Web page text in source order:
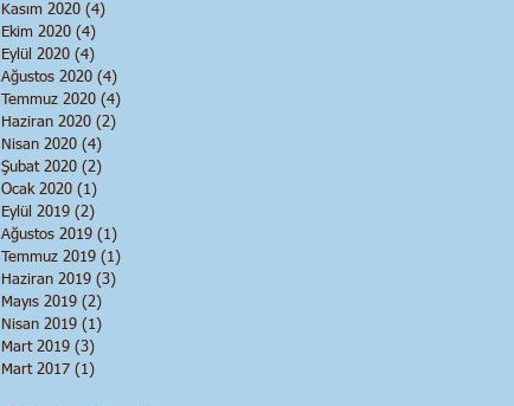
Kasım 2020 (4)
Ekim 2020 (4)
Eylül 2020 (4)
Ağustos 2020 (4)
Temmuz 2020 (4)
Haziran 2020 (2)
Nisan 2020 (4)
Şubat 2020 (2)
Ocak 2020 (1)
Eylül 2019 (2)
Ağustos 2019 (1)
Temmuz 2019 (1)
Haziran 2019 (3)
Mayıs 2019 (2)
Nisan 2019 (1)
Mart 2019 (3)
Mart 2017 (1)